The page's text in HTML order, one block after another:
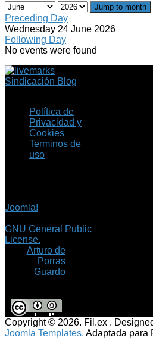
Jump to month
Preceding Day
Wednesday 24 June 2026
Following Day
No events were found
Sindicación Blog
Política de
Privacidad y
Cookies
Terminos de
uso
Joomla!
GNU General Public
License.
Arturo de
Porras
Guardo
Copyright © 2026. Fil.ex .
Joomla Templates. Adaptada para